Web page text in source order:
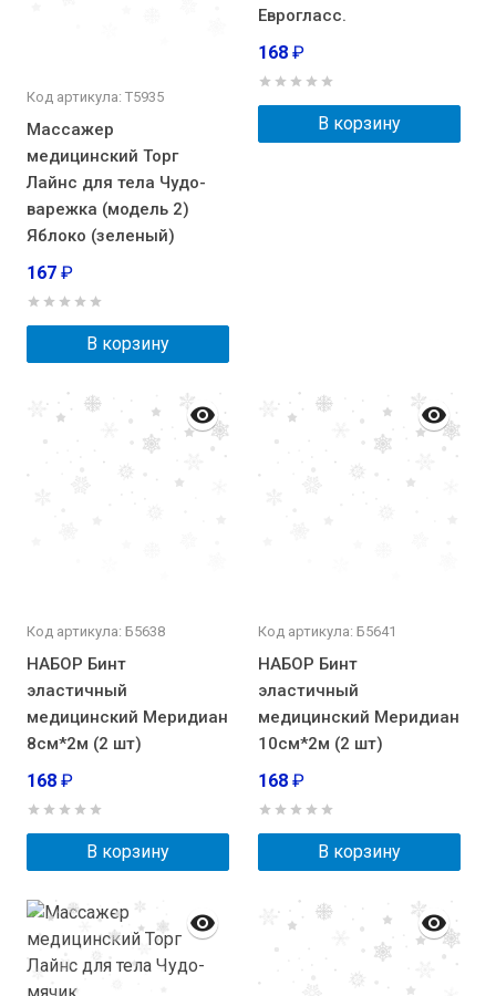
Код артикула: Т5935
Массажер
медицинский Торг
Лайнс для тела Чудо-
варежка (модель 2)
Яблоко (зеленый)
167 ₽
В корзину
Еврогласс.
168 ₽
В корзину
Код артикула: Б5638
НАБОР Бинт
эластичный
медицинский Меридиан
8см*2м (2 шт)
168 ₽
В корзину
Код артикула: Б5641
НАБОР Бинт
эластичный
медицинский Меридиан
10см*2м (2 шт)
168 ₽
В корзину